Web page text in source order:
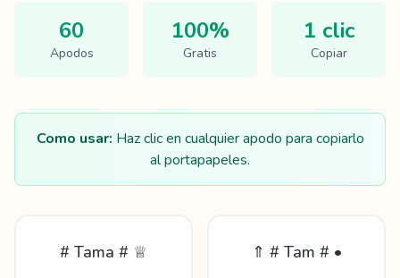
60
Apodos
100%
Gratis
1 clic
Copiar
Como usar: Haz clic en cualquier apodo para copiarlo
al portapapeles.
# Tama # ♕ ⇑ # Tam # •